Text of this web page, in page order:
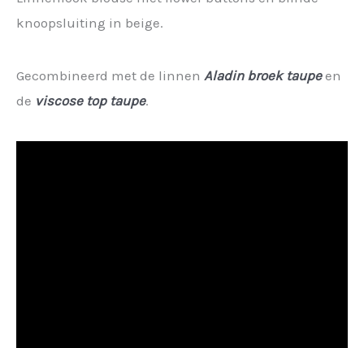
was:
€ 49,95.€ 24,95.
knoopsluiting in beige.
Gecombineerd met de linnen Aladin broek taupeen
de viscose top taupe.